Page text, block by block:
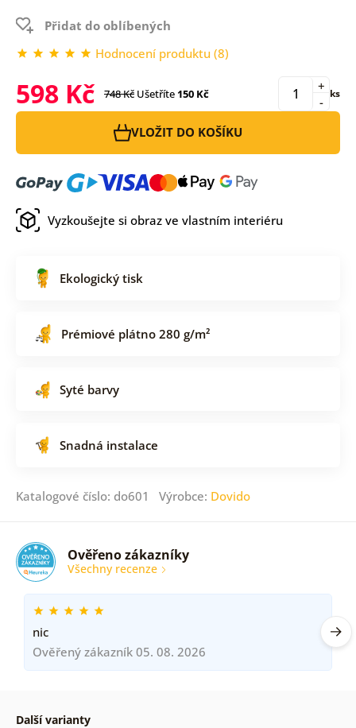
Přidat do oblíbených
Hodnocení produktu (8)
598 Kč 748 Kč Ušetříte150 Kč -
+ ks
VLOŽIT DO KOŠÍKU
Vyzkoušejte si obraz ve vlastním interiéru
Ekologický tisk
Prémiové plátno 280 g/m²
Syté barvy
Snadná instalace
Katalogové číslo: do601 Výrobce: Dovido
Ověřeno zákazníky
Všechny recenze
nic
Ověřený zákazník 05. 08. 2026
Další varianty